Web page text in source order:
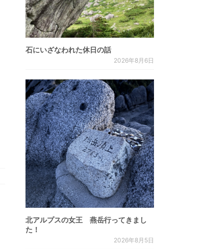
石にいざなわれた休日の話
2026年8月6日
北アルプスの女王 燕岳行ってきまし
た！
2026年8月5日